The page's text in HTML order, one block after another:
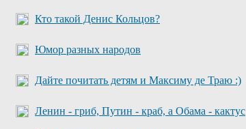
Кто такой Денис Кольцов?
Юмор разных народов
Дайте почитать детям и Максиму де Траю :)
Ленин - гриб, Путин - краб, а Обама - кактус